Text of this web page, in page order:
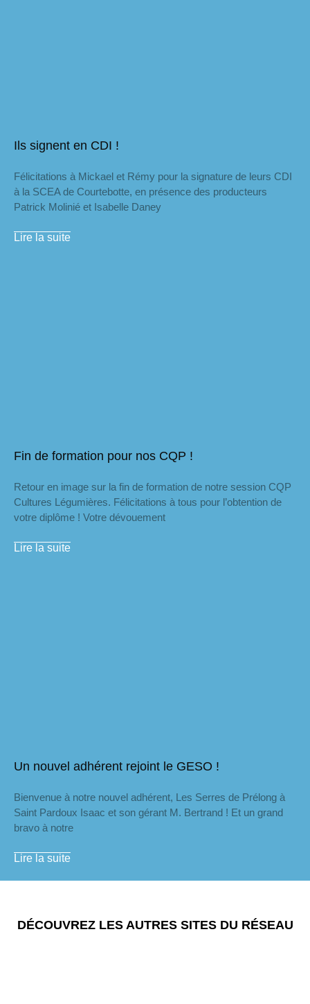
Ils signent en CDI !
Félicitations à Mickael et Rémy pour la signature de leurs CDI
à la SCEA de Courtebotte, en présence des producteurs
Patrick Molinié et Isabelle Daney
Lire la suite
Fin de formation pour nos CQP !
Retour en image sur la fin de formation de notre session CQP
Cultures Légumières. Félicitations à tous pour l’obtention de
votre diplôme ! Votre dévouement
Lire la suite
Un nouvel adhérent rejoint le GESO !
Bienvenue à notre nouvel adhérent, Les Serres de Prélong à
Saint Pardoux Isaac et son gérant M. Bertrand ! Et un grand
bravo à notre
Lire la suite
DÉCOUVREZ LES AUTRES SITES DU RÉSEAU